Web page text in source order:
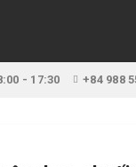
- 17:30 +84 988